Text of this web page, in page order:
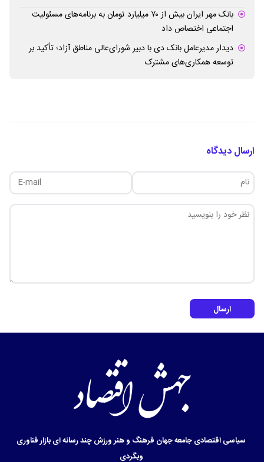
بانک مهر ایران بیش از ۷۰ میلیارد تومان به برنامه‌های مسئولیت
اجتماعی اختصاص داد
دیدار مدیرعامل بانک دی با دبیر شورای‌عالی مناطق آزاد؛ تأکید بر
توسعه همکاری‌های مشترک
ارسال دیدگاه
ارسال
سیاسیاقتصادیجامعهجهان فرهنگ و هنرورزشچند رسانه ایبازارفناوری
وبگردی